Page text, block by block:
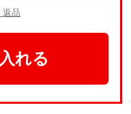
返品
れる